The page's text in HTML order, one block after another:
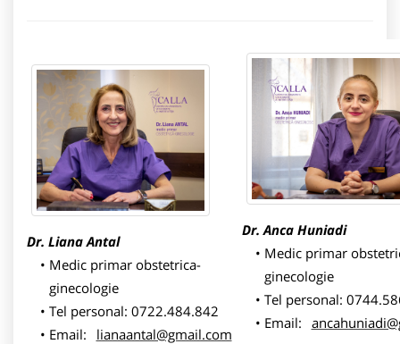
Dr. Liana Antal
Medic primar obstetrica-
ginecologie
Tel personal: 0722.484.842
Email:
lianaantal@gmail.com
Dr.Anca Huniadi
Medic primar
ginecologie
Tel personal:
Email: